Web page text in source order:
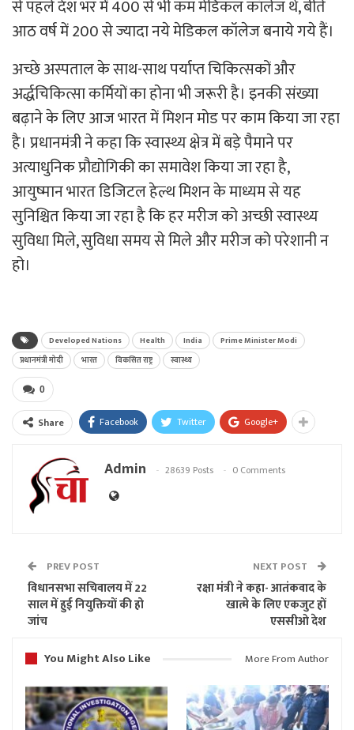
से पहले देश भर में 400 से भी कम मेडिकल कॉलेज थे, बीते
आठ वर्ष में 200 से ज्यादा नये मेडिकल कॉलेज बनाये गये हैं।
अच्छे अस्पताल के साथ-साथ पर्याप्त चिकित्सकों और
अर्द्धचिकित्सा कर्मियों का होना भी जरूरी है। इनकी संख्या
बढ़ाने के लिए आज भारत में मिशन मोड पर काम किया जा रहा
है। प्रधानमंत्री ने कहा कि स्वास्थ्य क्षेत्र में बड़े पैमाने पर
अत्याधुनिक प्रौद्योगिकी का समावेश किया जा रहा है,
आयुष्मान भारत डिजिटल हेल्थ मिशन के माध्यम से यह
सुनिश्चित किया जा रहा है कि हर मरीज को अच्छी स्वास्थ्य
सुविधा मिले, सुविधा समय से मिले और मरीज को परेशानी न
हो।
Developed Nations Health India
Prime Minister Modi
प्रधानमंत्री मोदी
भारत विकसित राष्ट्र स्वास्थ्य
0
Share Facebook Twitter Google+
Admin 28639 Posts 0 Comments
PREV POST
विधानसभा सचिवालय में 22
साल में हुई नियुक्तियों की हो
जांच
NEXT POST
रक्षा मंत्री ने कहा- आतंकवाद के
खात्मे के लिए एकजुट हों
एससीओ देश
You Might Also Like
More From Author